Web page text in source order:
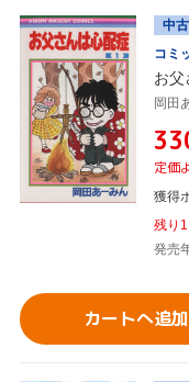
中古
コミ
お父
岡田
定価
獲得
残り
発売
カートへ追加